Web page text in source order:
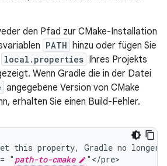
den Pfad zur CMake-Installation
PATH hinzu oder fügen Sie
local.properties Ihres Projekts
Wenn Gradle die in der Datei
angegebene Version von CMake
erhalten Sie einen Build-Fehler.
this property, Gradle no longer
" path-to-cmake